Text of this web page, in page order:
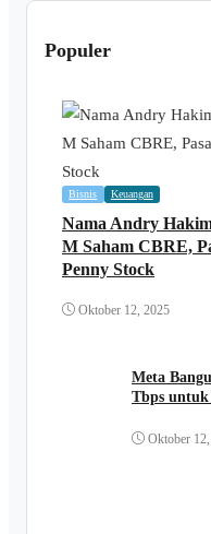
Populer
Bisnis Keuangan
Nama Andry
M Saham CBRE,
Penny Stock
Oktober 12, 2025
Meta
Tbps untuk
Oktober